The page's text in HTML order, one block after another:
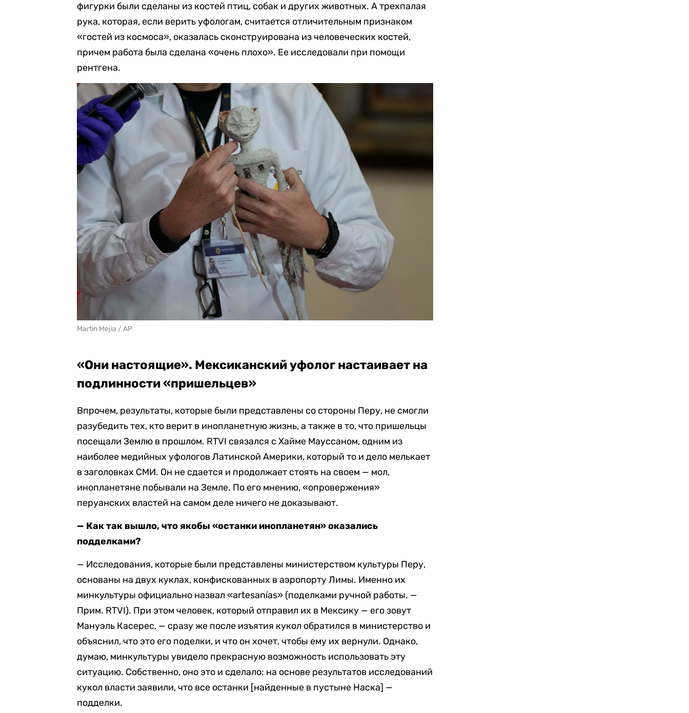
фигурки были сделаны из костей птиц, собак и других животных. А трехпалая
рука, которая, если верить уфологам, считается отличительным признаком
«гостей из космоса», оказалась сконструирована из человеческих костей,
причем работа была сделана «очень плохо». Ее исследовали при помощи
рентгена.
Martin Mejia / AP
«Они настоящие». Мексиканский уфолог настаивает на
подлинности «пришельцев»
Впрочем, результаты, которые были представлены со стороны Перу, не смогли
разубедить тех, кто верит в инопланетную жизнь, а также в то, что пришельцы
посещали Землю в прошлом. RTVI связался с Хайме Мауссаном, одним из
наиболее медийных уфологов Латинской Америки, который то и дело мелькает
в заголовках СМИ. Он не сдается и продолжает стоять на своем — мол,
инопланетяне побывали на Земле. По его мнению, «опровержения»
перуанских властей на самом деле ничего не доказывают.
— Как так вышло, что якобы «останки инопланетян» оказались
подделками?
— Исследования, которые были представлены министерством культуры Перу,
основаны на двух куклах, конфискованных в аэропорту Лимы. Именно их
минкультуры официально назвал «artesanías» (поделками ручной работы. —
Прим. RTVI). При этом человек, который отправил их в Мексику — его зовут
Мануэль Касерес, — сразу же после изъятия кукол обратился в министерство и
объяснил, что это его поделки, и что он хочет, чтобы ему их вернули. Однако,
думаю, минкультуры увидело прекрасную возможность использовать эту
ситуацию. Собственно, оно это и сделало: на основе результатов исследований
кукол власти заявили, что все останки [найденные в пустыне Наска] —
подделки.